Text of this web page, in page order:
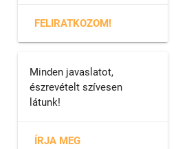
FELIRATKOZOM!
Minden javaslatot,
észrevételt szívesen
látunk!
ÍRJA MEG